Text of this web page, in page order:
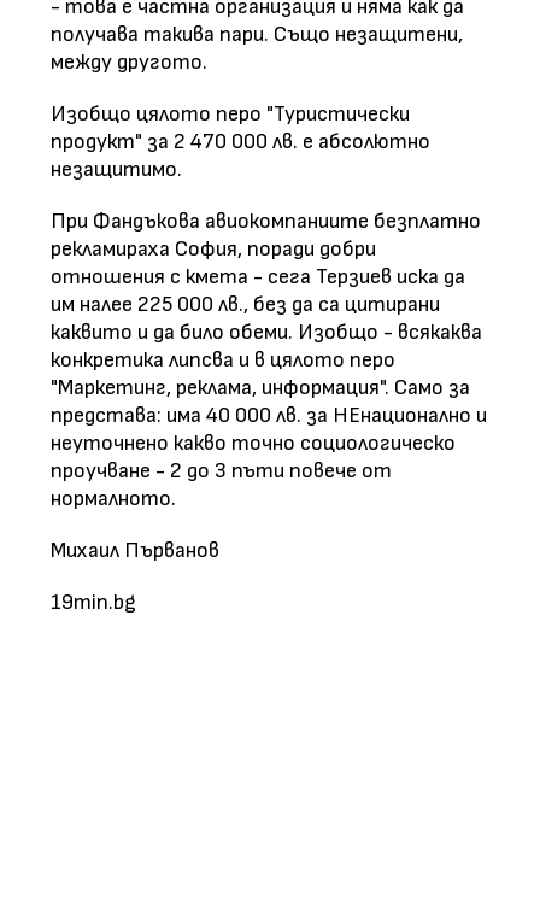
- това е частна организация и няма как да
получава такива пари. Също незащитени,
между другото.
Изобщо цялото перо "Туристически
продукт" за 2 470 000 лв. е абсолютно
незащитимо.
При Фандъкова авиокомпаниите безплатно
рекламираха София, поради добри
отношения с кмета - сега Терзиев иска да
им налее 225 000 лв., без да са цитирани
каквито и да било обеми. Изобщо - всякаква
конкретика липсва и в цялото перо
"Маркетинг, реклама, информация". Само за
представа: има 40 000 лв. за НЕнационално и
неуточнено какво точно социологическо
проучване - 2 до 3 пъти повече от
нормалното.
Михаил Първанов
19min.bg